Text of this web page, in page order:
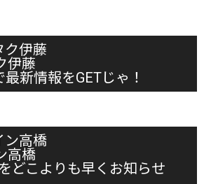
伊藤
新情報をGETじゃ！
高橋
どこよりも早くお知らせ